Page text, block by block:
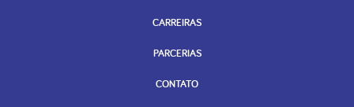
CARREIRAS
PARCERIAS
CONTATO